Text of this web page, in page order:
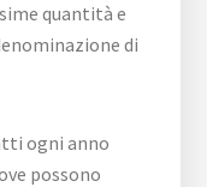
quantità e
di
ogni anno
possono